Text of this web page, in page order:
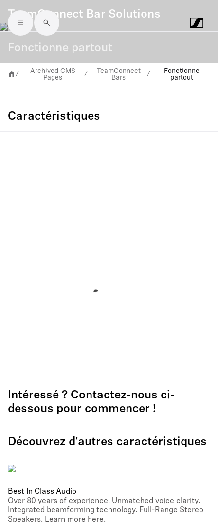
Skip to main content
TeamConnect Bar Solutions
Fonctionne partout
/
Archived CMS
Pages
/
TeamConnect
Bars
/
Fonctionne
partout
Caractéristiques
Intéressé ? Contactez-nous ci-
dessous pour commencer !
Découvrez d'autres caractéristiques
Best In Class Audio
Over 80 years of experience. Unmatched voice clarity.
Integrated beamforming technology. Full-Range Stereo
Speakers. Learn more here.